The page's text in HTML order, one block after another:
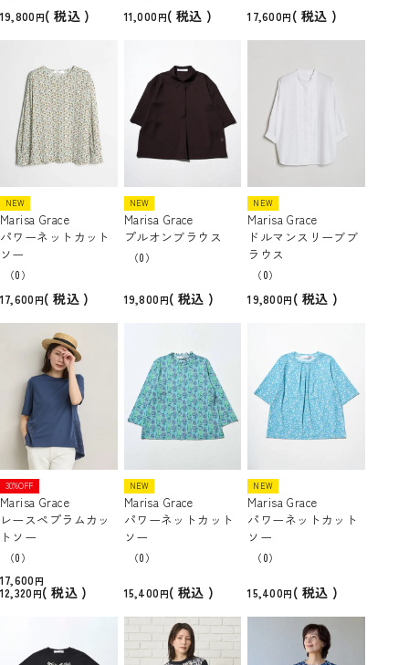
19,800 税込 11,000 税込 17,600 税込
NEW
Marisa Grace
パワーネットカット
ソー
（0）
17,600 税込
NEW
Marisa Grace
プルオンブラウス
（0）
19,800 税込
NEW
Marisa Grace
ドルマンスリーブブ
ラウス
（0）
19,800 税込
30%OFF
Marisa Grace
レースペプラムカッ
トソー
（0）
17,600
12,320
税込
NEW
Marisa Grace
パワーネットカット
ソー
（0）
15,400 税込
NEW
Marisa Grace
パワーネットカット
ソー
（0）
15,400 税込